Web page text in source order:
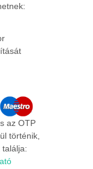
az OTP
történik,